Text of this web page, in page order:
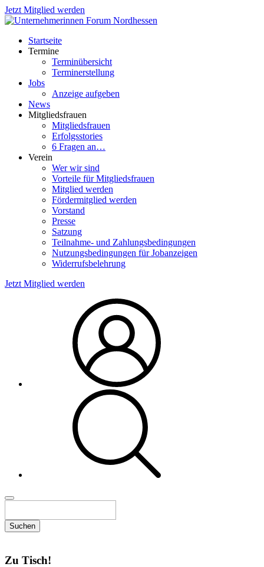
Jetzt Mitglied werden
Startseite
Termine
Terminübersicht
Terminerstellung
Jobs
Anzeige aufgeben
News
Mitgliedsfrauen
Mitgliedsfrauen
Erfolgsstories
6 Fragen an…
Verein
Wer wir sind
Vorteile für Mitgliedsfrauen
Mitglied werden
Fördermitglied werden
Vorstand
Presse
Satzung
Teilnahme- und Zahlungsbedingungen
Nutzungsbedingungen für Jobanzeigen
Widerrufsbelehrung
Jetzt Mitglied werden
Suchen
Zu Tisch!